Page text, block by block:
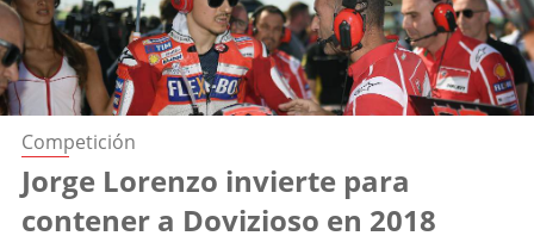
Competición
Jorge Lorenzo invierte para
contener a Dovizioso en 2018